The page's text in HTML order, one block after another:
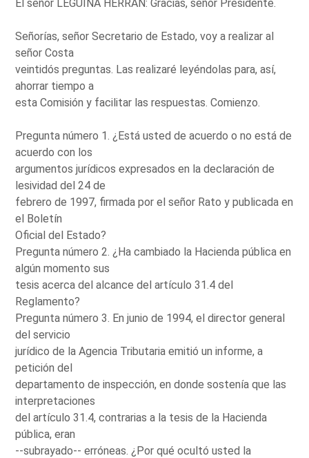
El señor LEGUINA HERRAN: Gracias, señor Presidente.
Señorías, señor Secretario de Estado, voy a realizar al
señor Costa
veintidós preguntas. Las realizaré leyéndolas para, así,
ahorrar tiempo a
esta Comisión y facilitar las respuestas. Comienzo.
Pregunta número 1. ¿Está usted de acuerdo o no está de
acuerdo con los
argumentos jurídicos expresados en la declaración de
lesividad del 24 de
febrero de 1997, firmada por el señor Rato y publicada en
el Boletín
Oficial del Estado?
Pregunta número 2. ¿Ha cambiado la Hacienda pública en
algún momento sus
tesis acerca del alcance del artículo 31.4 del
Reglamento?
Pregunta número 3. En junio de 1994, el director general
del servicio
jurídico de la Agencia Tributaria emitió un informe, a
petición del
departamento de inspección, en donde sostenía que las
interpretaciones
del artículo 31.4, contrarias a la tesis de la Hacienda
pública, eran
--subrayado-- erróneas. ¿Por qué ocultó usted la